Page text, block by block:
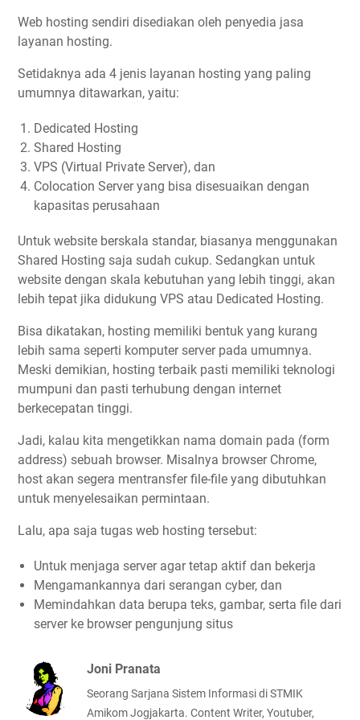
Web hosting sendiri disediakan oleh penyedia jasa
layanan hosting.
Setidaknya ada 4 jenis layanan hosting yang paling
umumnya ditawarkan, yaitu:
Dedicated Hosting
Shared Hosting
VPS (Virtual Private Server), dan
Colocation Server yang bisa disesuaikan dengan
kapasitas perusahaan
Untuk website berskala standar, biasanya menggunakan
Shared Hosting saja sudah cukup. Sedangkan untuk
website dengan skala kebutuhan yang lebih tinggi, akan
lebih tepat jika didukung VPS atau Dedicated Hosting.
Bisa dikatakan, hosting memiliki bentuk yang kurang
lebih sama seperti komputer server pada umumnya.
Meski demikian, hosting terbaik pasti memiliki teknologi
mumpuni dan pasti terhubung dengan internet
berkecepatan tinggi.
Jadi, kalau kita mengetikkan nama domain pada (form
address) sebuah browser. Misalnya browser Chrome,
host akan segera mentransfer file-file yang dibutuhkan
untuk menyelesaikan permintaan.
Lalu, apa saja tugas web hosting tersebut:
Untuk menjaga server agar tetap aktif dan bekerja
Mengamankannya dari serangan cyber, dan
Memindahkan data berupa teks, gambar, serta file dari
server ke browser pengunjung situs
Joni Pranata
Seorang Sarjana Sistem Informasi di STMIK
Amikom Jogjakarta. Content Writer, Youtuber,